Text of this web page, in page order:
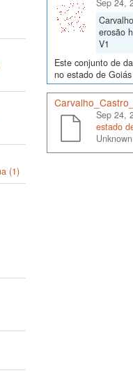
(1)
Sep 24,
erosão
V1
Este conjunto de
no estado de
Sep 24,
estado